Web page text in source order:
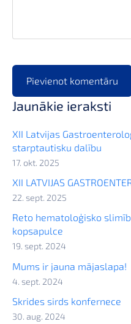
Jaunākie ieraksti
XII Latvijas
starptautisku dalību
17. okt. 2025
XII LATVIJAS
22. sept. 2025
Reto hematoloģisko
kopsapulce
19. sept. 2024
Mums ir jauna mājaslapa!
4. sept. 2024
Skrides sirds konfernece
30. aug. 2024